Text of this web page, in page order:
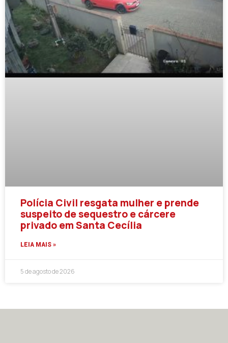
Polícia Civil resgata mulher e prende
suspeito de sequestro e cárcere
privado em Santa Cecília
LEIA MAIS »
5 de agosto de 2026